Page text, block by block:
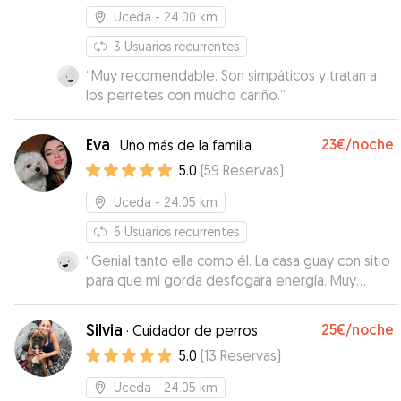
de como estaba Leia y hemos estado muy
tranquilos durante todo el fin de semana
sabiendo que estaba en muy buenas manos.
Además, se retraso nuestro vuelo y Ester estuvo
con Leia hasta que llegamos. Gracias de nuevo!
Es una opción segura y no dudaremos en repetir
con ella. Leia se lo ha pasado genial!”
Uceda - 24.00 km
3 Usuarios recurrentes
“Muy recomendable. Son simpáticos y tratan a
los perretes con mucho cariño.”
Eva · Uno más de la familia 23€/noche
5.0 (59 Reservas)
Uceda - 24.05 km
6 Usuarios recurrentes
“Genial tanto ella como él. La casa guay con sitio
para que mi gorda desfogara energía. Muy
contentos.”
Silvia · Cuidador de perros 25€/noche
5.0 (13 Reservas)
Uceda - 24.05 km